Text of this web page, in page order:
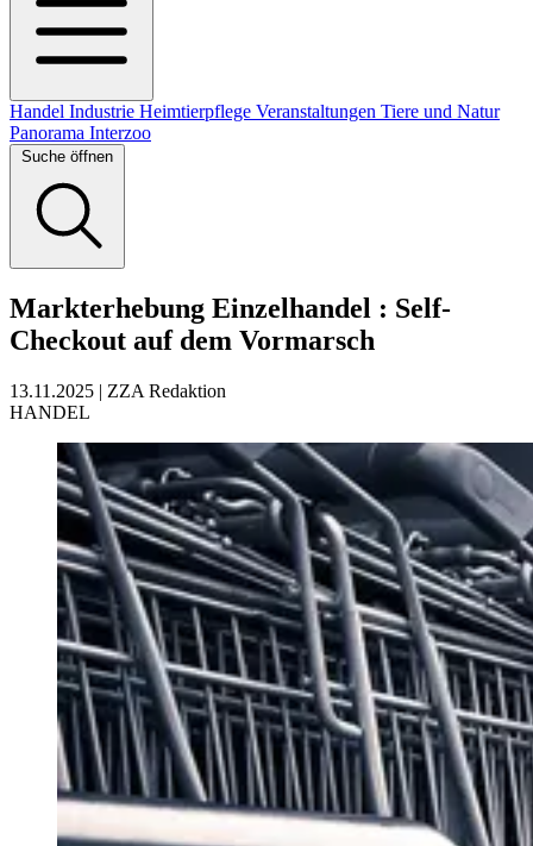
Handel Industrie Heimtierpflege Veranstaltungen Tiere und Natur
Panorama Interzoo
Suche öffnen
Markterhebung Einzelhandel : Self-
Checkout auf dem Vormarsch
13.11.2025 | ZZA Redaktion
HANDEL